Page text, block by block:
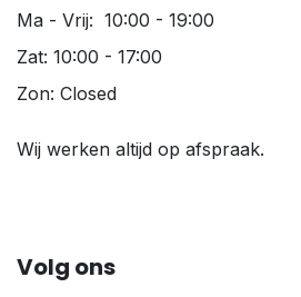
Ma - Vrij: 10:00 - 19:00
Zat: 10:00 - 17:00
Zon: Closed
Wij werken altijd op afspraak.
Volg ons